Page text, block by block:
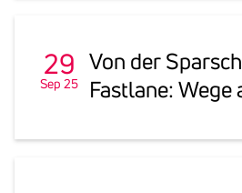
29
Sep 25
Von der
Fast­lane: Wege